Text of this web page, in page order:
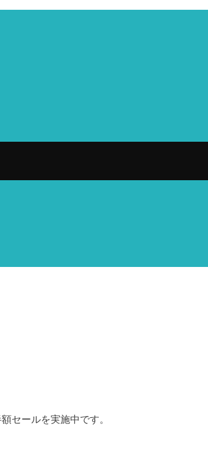
セールを実施中です。